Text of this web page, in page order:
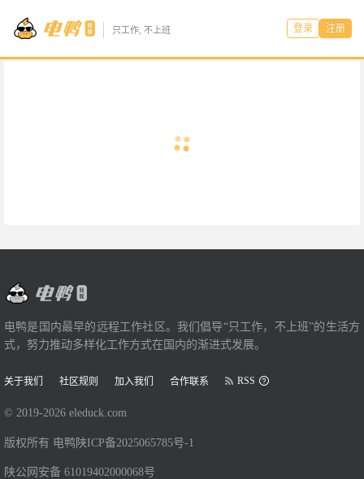
只工作, 不上班 登录 注册
电鸭是国内最早的远程工作社区。我们倡导“只工作，不上班”的生活方
式，努力推动多样化工作方式在国内的渐进式发展。
关于我们 社区规则 加入我们 合作联系 RSS
© 2019-2026 eleduck.com
版权所有 电鸭 陕ICP备2025065785号-1
陕公网安备 61019402000068号